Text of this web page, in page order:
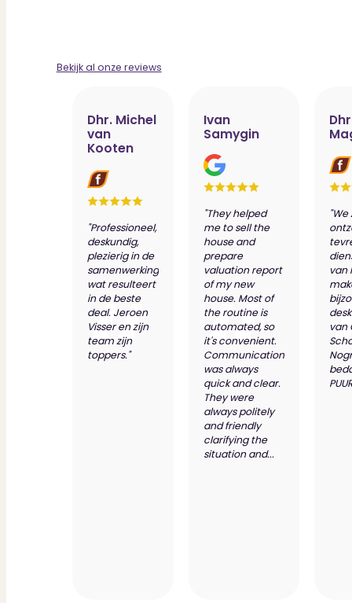
Bekijk al onze reviews
Dhr. Michel
van
Kooten
"Professioneel,
deskundig,
plezierig in de
samenwerking
wat resulteert
in de beste
deal. Jeroen
Visser en zijn
team zijn
toppers."
Ivan
Samygin
"They helped
me to sell the
house and
prepare
valuation report
of my new
house. Most of
the routine is
automated, so
it's convenient.
Communication
was always
quick and clear.
They were
always politely
and friendly
clarifying the
situation and...
"We
van
van